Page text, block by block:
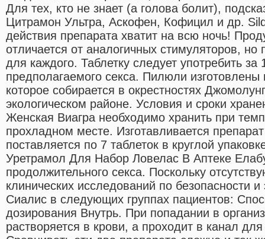
Для тех, кто не знает (а голова болит),
Цитрамон Ультра, Аскофен, Кофицил и др.
действия препарата хватит на всю ночь!
отличается от аналогичных стимуляторов, но
для каждого. Таблетку следует употребить за
предполагаемого секса. Пилюли изготовлены
которое собирается в окрестностях
экологическом районе. Условия и сроки
Женская Виагра необходимо хранить при
прохладном месте. Изготавливается
поставляется по 7 таблеток в круглой
Уретрамол Для Набор Ловелас В Аптеке
продолжительного секса. Поскольку
клинических исследований по безопасности
Сиалис в следующих группах пациентов:
дозирования Внутрь. При попадании в
растворяется в крови, а проходит в канал